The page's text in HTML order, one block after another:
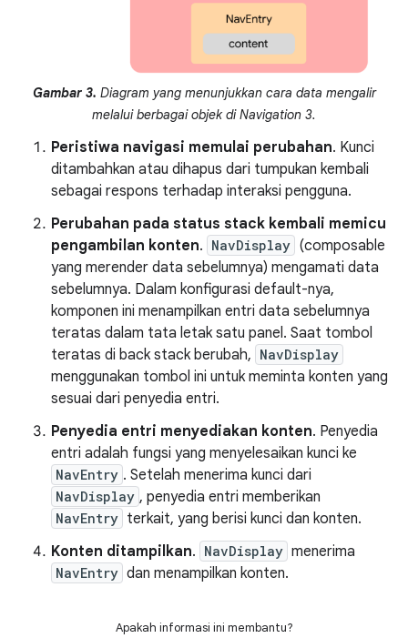
Gambar 3. Diagram yang menunjukkan cara data mengalir
melalui berbagai objek di Navigation 3.
Peristiwa navigasi memulai perubahan. Kunci
ditambahkan atau dihapus dari tumpukan kembali
sebagai respons terhadap interaksi pengguna.
Perubahan pada status stack kembali memicu
pengambilan konten. NavDisplay (composable
yang merender data sebelumnya) mengamati data
sebelumnya. Dalam konfigurasi default-nya,
komponen ini menampilkan entri data sebelumnya
teratas dalam tata letak satu panel. Saat tombol
teratas di back stack berubah, NavDisplay
menggunakan tombol ini untuk meminta konten yang
sesuai dari penyedia entri.
Penyedia entri menyediakan konten. Penyedia
entri adalah fungsi yang menyelesaikan kunci ke
NavEntry . Setelah menerima kunci dari
NavDisplay , penyedia entri memberikan
NavEntry terkait, yang berisi kunci dan konten.
Konten ditampilkan. NavDisplay menerima
NavEntry dan menampilkan konten.
Apakah informasi ini membantu?